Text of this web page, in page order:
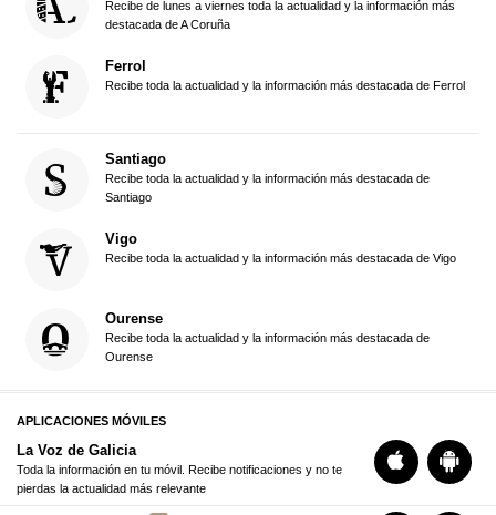
Recibe de lunes a viernes toda la actualidad y la información más
destacada de A Coruña
Ferrol
Recibe toda la actualidad y la información más destacada de Ferrol
Santiago
Recibe toda la actualidad y la información más destacada de
Santiago
Vigo
Recibe toda la actualidad y la información más destacada de Vigo
Ourense
Recibe toda la actualidad y la información más destacada de
Ourense
APLICACIONES MÓVILES
La Voz de Galicia
Toda la información en tu móvil. Recibe notificaciones y no te
pierdas la actualidad más relevante